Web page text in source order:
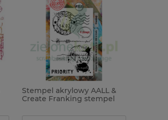
Stempel akrylowy AALL &
Create Franking stempel